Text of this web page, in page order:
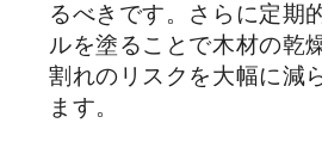
るべきです。さらに定期
ルを塗ることで木材の乾
割れのリスクを大幅に減
ます。